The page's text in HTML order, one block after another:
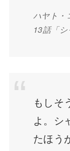
ハヤト・
13話「シ
もしそ
よ。シ
たほう